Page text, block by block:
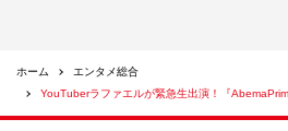
ホーム
エンタメ総合
YouTuberラファエルが緊急生出演！『